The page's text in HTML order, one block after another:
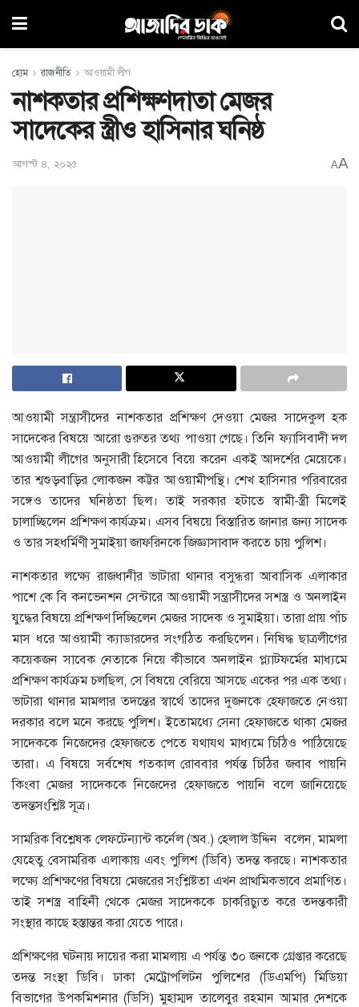
হোম রাজনীতি আওয়ামী লীগ
নাশকতার প্রশিক্ষণদাতা মেজর
সাদেকের স্ত্রীও হাসিনার ঘনিষ্ঠ
আগস্ট ৪, ২০২৫ AA
আওয়ামী সন্ত্রাসীদের নাশকতার প্রশিক্ষণ দেওয়া মেজর সাদেকুল হক
সাদেকের বিষয়ে আরো গুরুতর তথ্য পাওয়া গেছে। তিনি ফ্যাসিবাদী দল
আওয়ামী লীগের অনুসারী হিসেবে বিয়ে করেন একই আদর্শের মেয়েকে।
তার শ্বশুড়বাড়ির লোকজন কট্টর আওয়ামীপন্থি। শেখ হাসিনার পরিবারের
সঙ্গেও তাদের ঘনিষ্ঠতা ছিল। তাই সরকার হটাতে স্বামী-স্ত্রী মিলেই
চালাচ্ছিলেন প্রশিক্ষণ কার্যক্রম। এসব বিষয়ে বিস্তারিত জানার জন্য সাদেক
ও তার সহধর্মিণী সুমাইয়া জাফরিনকে জিজ্ঞাসাবাদ করতে চায় পুলিশ।
নাশকতার লক্ষ্যে রাজধানীর ভাটারা থানার বসুন্ধরা আবাসিক এলাকার
পাশে কে বি কনভেনশন সেন্টারে আওয়ামী সন্ত্রাসীদের সশস্ত্র ও অনলাইন
যুদ্ধের বিষয়ে প্রশিক্ষণ দিচ্ছিলেন মেজর সাদেক ও সুমাইয়া। তারা প্রায় পাঁচ
মাস ধরে আওয়ামী ক্যাডারদের সংগঠিত করছিলেন। নিষিদ্ধ ছাত্রলীগের
কয়েকজন সাবেক নেতাকে নিয়ে কীভাবে অনলাইন প্ল্যাটফর্মের মাধ্যমে
প্রশিক্ষণ কার্যক্রম চলছিল, সে বিষয়ে বেরিয়ে আসছে একের পর এক তথ্য।
ভাটারা থানার মামলার তদন্তের স্বার্থে তাদের দুজনকে হেফাজতে নেওয়া
দরকার বলে মনে করছে পুলিশ। ইতোমধ্যে সেনা হেফাজতে থাকা মেজর
সাদেককে নিজেদের হেফাজতে পেতে যথাযথ মাধ্যমে চিঠিও পাঠিয়েছে
তারা। এ বিষয়ে সর্বশেষ গতকাল রোববার পর্যন্ত চিঠির জবাব পায়নি
কিংবা মেজর সাদেককে নিজেদের হেফাজতে পায়নি বলে জানিয়েছে
তদন্তসংশ্লিষ্ট সূত্র।
সামরিক বিশ্লেষক লেফটেন্যান্ট কর্নেল (অব.) হেলাল উদ্দিন বলেন, মামলা
যেহেতু বেসামরিক এলাকায় এবং পুলিশ (ডিবি) তদন্ত করছে। নাশকতার
লক্ষ্যে প্রশিক্ষণের বিষয়ে মেজরের সংশ্লিষ্টতা এখন প্রাথমিকভাবে প্রমাণিত।
তাই সশস্ত্র বাহিনী থেকে মেজর সাদেককে চাকরিচ্যুত করে তদন্তকারী
সংস্থার কাছে হস্তান্তর করা যেতে পারে।
প্রশিক্ষণের ঘটনায় দায়ের করা মামলায় এ পর্যন্ত ৩০ জনকে গ্রেপ্তার করেছে
তদন্ত সংস্থা ডিবি। ঢাকা মেট্রোপলিটন পুলিশের (ডিএমপি) মিডিয়া
বিভাগের উপকমিশনার (ডিসি) মুহাম্মদ তালেবুর রহমান আমার দেশকে